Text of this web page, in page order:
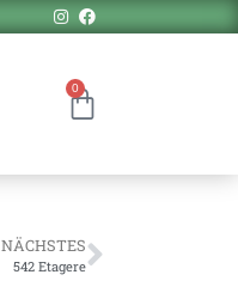
0
NÄCHSTES
542 Etagere